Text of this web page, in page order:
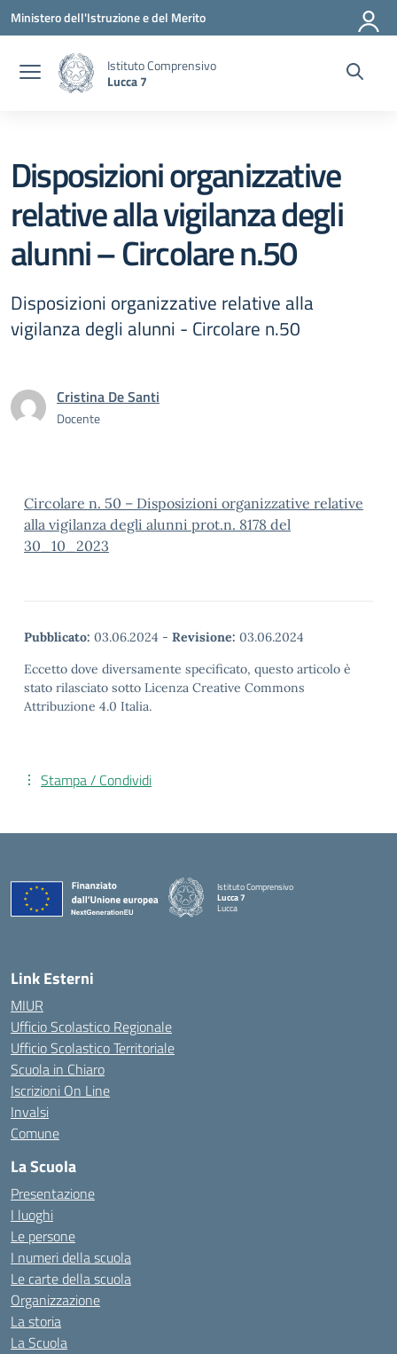
Vai ai contenuti
Vai al menu di navigazione
Vai al footer
Ministero dell'Istruzione e del Merito
Istituto Comprensivo
Lucca 7
Disposizioni organizzative
relative alla vigilanza degli
alunni – Circolare n.50
Disposizioni organizzative relative alla
vigilanza degli alunni - Circolare n.50
Cristina De Santi
Docente
Circolare n. 50 – Disposizioni organizzative relative
alla vigilanza degli alunni prot.n. 8178 del
30_10_2023
Pubblicato: 03.06.2024 - Revisione: 03.06.2024
Eccetto dove diversamente specificato, questo articolo è
stato rilasciato sotto Licenza Creative Commons
Attribuzione 4.0 Italia.
Stampa / Condividi
Istituto Comprensivo
Lucca 7
Lucca
Link Esterni
MIUR
Ufficio Scolastico Regionale
Ufficio Scolastico Territoriale
Scuola in Chiaro
Iscrizioni On Line
Invalsi
Comune
La Scuola
Presentazione
I luoghi
Le persone
I numeri della scuola
Le carte della scuola
Organizzazione
La storia
La Scuola